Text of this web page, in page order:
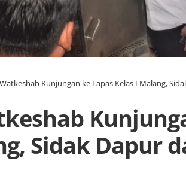
Kunjungan ke Lapas Kelas I Malang,
Sidak Dapur